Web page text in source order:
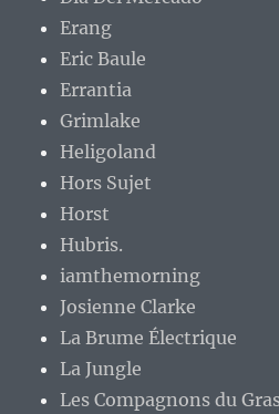
Erang
Eric Baule
Errantia
Grimlake
Heligoland
Hors Sujet
Horst
Hubris.
iamthemorning
Josienne Clarke
La Brume Électrique
La Jungle
Les Compagnons du